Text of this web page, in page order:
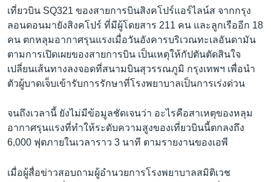
เที่ยวบิน SQ321 ของสายการบินสิงคโปร์แอร์ไลน์ส จากกรุง
ลอนดอนมายังสิงคโปร์ ที่มีผู้โดยสาร 211 คน และลูกเรืออีก 18
คน ตกหลุมอากาศรุนแรงเมื่อวันอังคารบริเวณทะเลอันดามัน
ตามการเปิดเผยของสายการบิน เป็นเหตุให้กัปตันตัดสินใจ
เปลี่ยนเส้นทางลงจอดที่สนามบินสุวรรณภูมิ กรุงเทพฯ เพื่อนำ
ตัวผู้บาดเจ็บเข้ารับการรักษาที่โรงพยาบาลเป็นการเร่งด่วน
จนถึงเวลานี้ ยังไม่มีข้อมูลชัดเจนว่า อะไรคือสาเหตุของหลุม
อากาศรุนแรงที่ทำให้ระดับความสูงของเที่ยวบินนี้ตกลงถึง
6,000 ฟุตภายในเวลาราว 3 นาที ตามรายงานของเอพี
เมื่อผู้สื่อข่าวสอบถามผู้อำนวยการโรงพยาบาลสมิติเวช